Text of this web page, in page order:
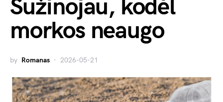
Sužinojau, kodėl
morkos neaugo
by Romanas 2026-05-21